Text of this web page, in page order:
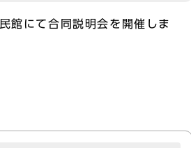
館にて合同説明会を開催しま